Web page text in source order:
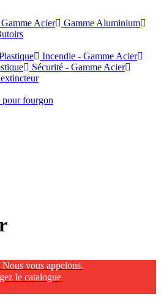
Gamme Acier
Gamme Aluminium
Incendie - Gamme Acier
Sécurité - Gamme Acier
pour fourgon
vous appelons.
le catalogue